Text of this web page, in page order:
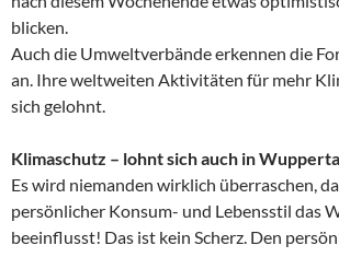
blicken.
Auch die Umweltverbände erkennen die
an. Ihre weltweiten Aktivitäten für mehr
sich gelohnt.
Klimaschutz – lohnt sich auch in
Es wird niemanden wirklich überraschen,
persönlicher Konsum- und Lebensstil das
beeinflusst! Das ist kein Scherz. Den